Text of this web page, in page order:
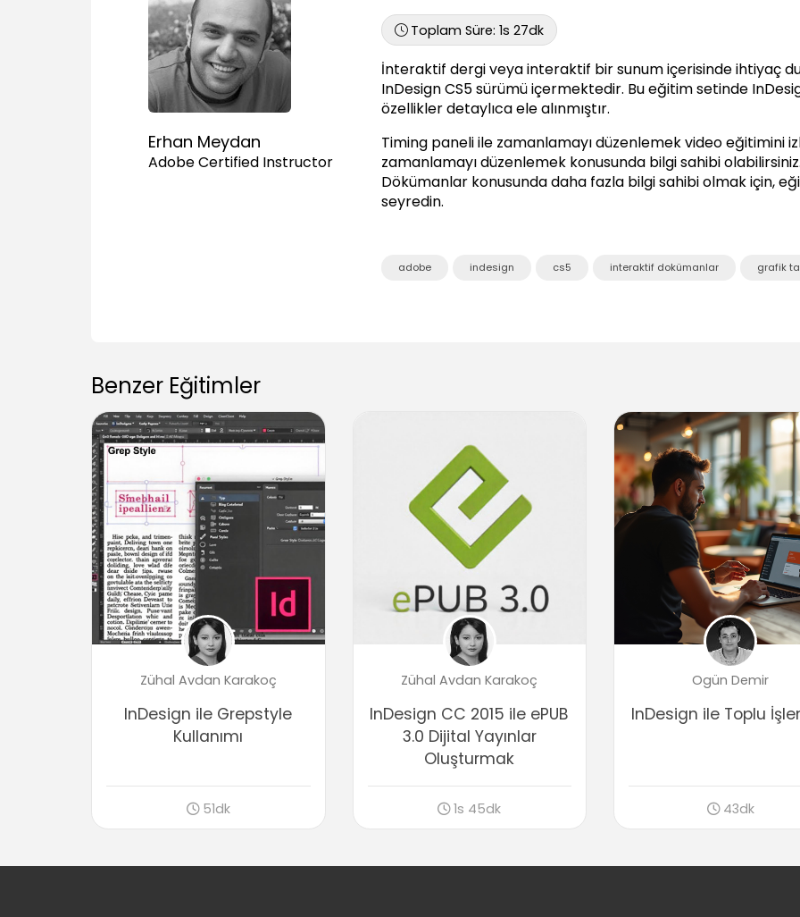
Erhan Meydan
Adobe Certified Instructor
Toplam Süre: 1s 27dk
İnteraktif dergi veya interaktif bir sunum içerisinde ihtiyaç
InDesign CS5 sürümü içermektedir. Bu eğitim setinde
özellikler detaylıca ele alınmıştır.
Timing paneli ile zamanlamayı düzenlemek video eğitimini
zamanlamayı düzenlemek konusunda bilgi sahibi olabilirsiniz.
Dökümanlarkonusunda daha fazla bilgi sahibi olmak için,
seyredin.
adobe indesign cs5 interaktif dokümanlar grafik
Benzer Eğitimler
Zühal Avdan Karakoç
InDesign ile Grepstyle
Kullanımı
51dk
Zühal Avdan Karakoç
InDesign CC 2015 ile ePUB
3.0 Dijital Yayınlar
Oluşturmak
1s 45dk
Ogün Demir
InDesign ile Toplu
43dk